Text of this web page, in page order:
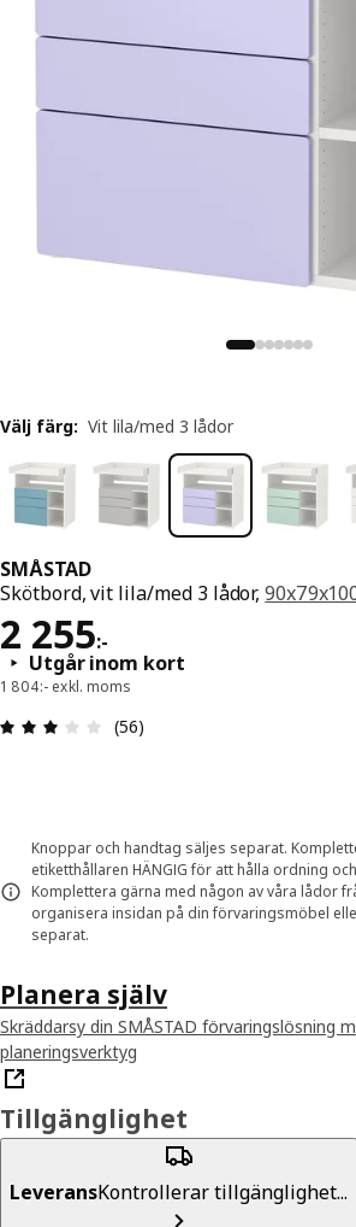
SMÅSTAD
Skötbord, vit lila/med 3 lådor,
2 255:-
Pris 2255:-
Utgår inom kort
1 804:- exkl. moms
Recension: 3 utav 5
(56)
Knoppar och handtag säljes separat.
etiketthållaren HÄNGIG för att hålla ordning
Komplettera gärna med någon av våra lådor
organisera insidan på din förvaringsmöbel
separat.
Välj färg: Vit lila/med 3 lådor
Planera själv
Skräddarsy din SMÅSTAD förvaringslösning
planeringsverktyg
Tillgänglighet
LeveransKontrollerar tillgänglighet...